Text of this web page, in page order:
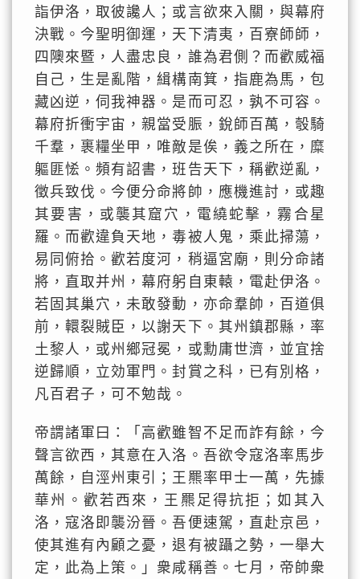
詣伊洛，取彼讒人；或言欲來入關，與幕府
決戰。今聖明御運，天下清夷，百寮師師，
四隩來暨，人盡忠良，誰為君側？而歡威福
自己，生是亂階，緝構南箕，指鹿為馬，包
藏凶逆，伺我神器。是而可忍，孰不可容。
幕府折衝宇宙，親當受脤，銳師百萬，彀騎
千羣，裹糧坐甲，唯敵是俟，義之所在，糜
軀匪恡。頻有詔書，班告天下，稱歡逆亂，
徵兵致伐。今便分命將帥，應機進討，或趣
其要害，或襲其窟穴，電繞蛇擊，霧合星
羅。而歡違負天地，毒被人鬼，乘此掃蕩，
易同俯拾。歡若度河，稍逼宮廟，則分命諸
將，直取并州，幕府躬自東轅，電赴伊洛。
若固其巢穴，未敢發動，亦命羣帥，百道俱
前，轘裂賊臣，以謝天下。其州鎮郡縣，率
土黎人，或州鄉冠冕，或勳庸世濟，並宜捨
逆歸順，立効軍門。封賞之科，已有別格，
凡百君子，可不勉哉。
帝謂諸軍曰：「高歡雖智不足而詐有餘，今
聲言欲西，其意在入洛。吾欲令寇洛率馬步
萬餘，自涇州東引；王羆率甲士一萬，先據
華州。歡若西來，王羆足得抗拒；如其入
洛，寇洛即襲汾晉。吾便速駕，直赴京邑，
使其進有內顧之憂，退有被躡之勢，一舉大
定，此為上策。」衆咸稱善。七月，帝帥衆